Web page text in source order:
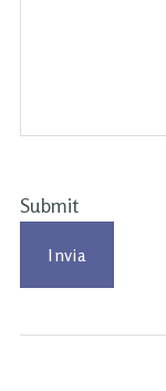
Submit